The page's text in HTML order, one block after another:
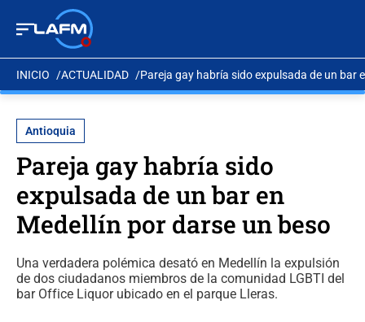
INICIO ACTUALIDAD Pareja gay habría sido expulsada de un bar
Antioquia
Pareja gay habría sido
expulsada de un bar en
Medellín por darse un beso
Una verdadera polémica desató en Medellín la expulsión
de dos ciudadanos miembros de la comunidad LGBTI del
bar Office Liquor ubicado en el parque Lleras.